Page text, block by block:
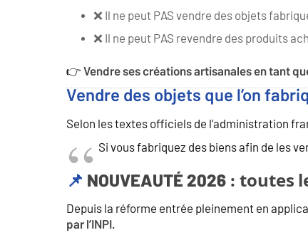
❌ Il ne peut PAS vendre des objets
❌ Il ne peut PAS revendre des produits
👉 Vendre ses créations artisanales en tant
Vendre des objets que l’on
Selon les textes officiels de l’administration
Si vous fabriquez des biens afin de les
📌 NOUVEAUTÉ 2026 :
Depuis la réforme entrée pleinement en
par l’INPI .